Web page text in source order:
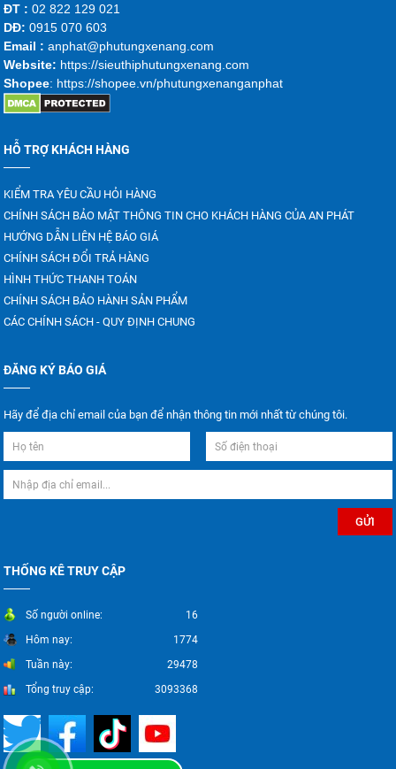
ĐT : 02 822 129 021
DĐ:0915 070 603
Email :anphat@phutungxenang.com
Website: https://sieuthiphutungxenang.com
Shopee: https://shopee.vn/phutungxenanganphat
HỖ TRỢ KHÁCH HÀNG
KIỂM TRA YÊU CẦU HỎI HÀNG
CHÍNH SÁCH BẢO MẬT THÔNG TIN CHO KHÁCH HÀNG CỦA AN PHÁT
HƯỚNG DẪN LIÊN HỆ BÁO GIÁ
CHÍNH SÁCH ĐỔI TRẢ HÀNG
HÌNH THỨC THANH TOÁN
CHÍNH SÁCH BẢO HÀNH SẢN PHẨM
CÁC CHÍNH SÁCH - QUY ĐỊNH CHUNG
ĐĂNG KÝ BÁO GIÁ
Hãy để địa chỉ email của bạn để nhận thông tin mới nhất từ chúng tôi.
THỐNG KÊ TRUY CẬP
Số người online:
16
Hôm nay:
1774
Tuần này:
29478
Tổng truy cập:
3093368